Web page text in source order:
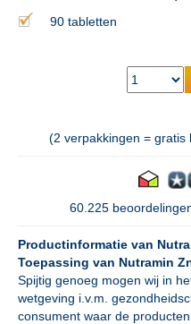
90 tabletten
(2 verpakkingen = gratis
60.225
Productinformatie van
Toepassing van Nutramin
Spijtig genoeg mogen wij in
wetgeving i.v.m.
consument waar de